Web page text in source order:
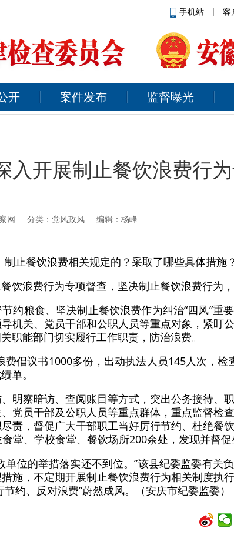
手机站 | 客
开 案件发布 监督曝光
入开展制止餐饮浪费行
网 分类：党风政风 编辑：杨峰
止餐饮浪费相关规定的？采取了哪些具体措施
饮浪费行为专项督查，坚决制止餐饮浪费行为，
约粮食、坚决制止餐饮浪费作为纠治“四风”重
机关、党员干部和公职人员等重点对象，紧盯
职能部门切实履行工作职责，防治浪费。
费倡议书1000多份，出动执法人员145人次，
单。
明察暗访、查阅账目等方式，突出公务接待、
党员干部及公职人员等重点群体，重点监督检
责，督促广大干部职工当好厉行节约、杜绝餐
堂、学校食堂、餐饮场所200余处，发现并督促
单位的举措落实还不到位。”该县纪委监委有关
施，不定期开展制止餐饮浪费行为相关制度执
约、反对浪费”蔚然成风。（安庆市纪委监委）